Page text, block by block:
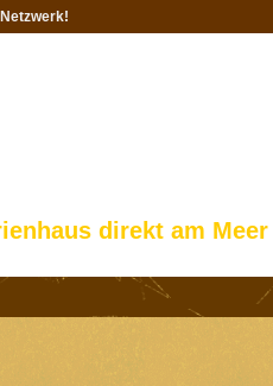
direkt am Meer